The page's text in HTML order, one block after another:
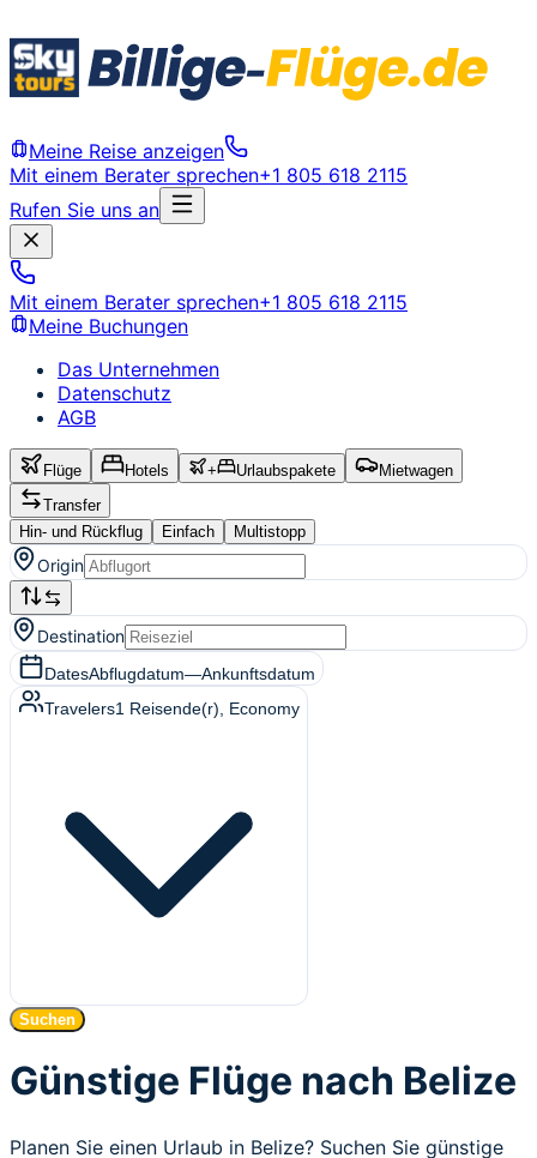
Meine Reise anzeigen
Mit einem Berater sprechen+1 805 618 2115
Rufen Sie uns an
Mit einem Berater sprechen+1 805 618 2115
Meine Buchungen
Das Unternehmen
Datenschutz
AGB
Flüge Hotels + Urlaubspakete
Mietwagen
Transfer
Hin- und Rückflug
Einfach Multistopp
Origin
Destination
DatesAbflugdatum—Ankunftsdatum
Travelers1 Reisende(r) , Economy
Suchen
Günstige Flüge nach Belize
Planen Sie einen Urlaub in Belize? Suchen Sie günstige